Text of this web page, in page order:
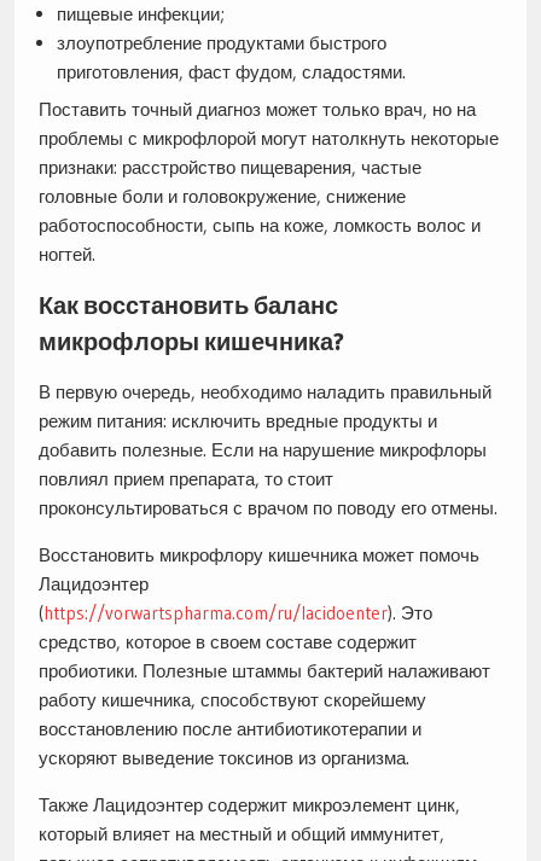
пищевые инфекции;
злоупотребление продуктами быстрого
приготовления, фаст фудом, сладостями.
Поставить точный диагноз может только врач, но на
проблемы с микрофлорой могут натолкнуть некоторые
признаки: расстройство пищеварения, частые
головные боли и головокружение, снижение
работоспособности, сыпь на коже, ломкость волос и
ногтей.
Как восстановить баланс
микрофлоры кишечника?
В первую очередь, необходимо наладить правильный
режим питания: исключить вредные продукты и
добавить полезные. Если на нарушение микрофлоры
повлиял прием препарата, то стоит
проконсультироваться с врачом по поводу его отмены.
Восстановить микрофлору кишечника может помочь
Лацидоэнтер
(https://vorwartspharma.com/ru/lacidoenter). Это
средство, которое в своем составе содержит
пробиотики. Полезные штаммы бактерий налаживают
работу кишечника, способствуют скорейшему
восстановлению после антибиотикотерапии и
ускоряют выведение токсинов из организма.
Также Лацидоэнтер содержит микроэлемент цинк,
который влияет на местный и общий иммунитет,